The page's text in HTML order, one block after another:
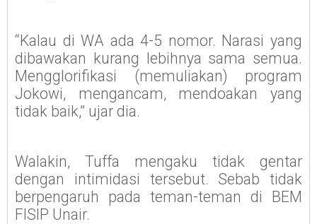
“Kalau di WA ada 4-5 nomor. Narasi yang
dibawakan kurang lebihnya sama semua.
Mengglorifikasi (memuliakan) program
Jokowi, mengancam, mendoakan yang
tidak baik,” ujar dia.
Walakin, Tuffa mengaku tidak gentar
dengan intimidasi tersebut. Sebab tidak
berpengaruh pada teman-teman di BEM
FISIP Unair.